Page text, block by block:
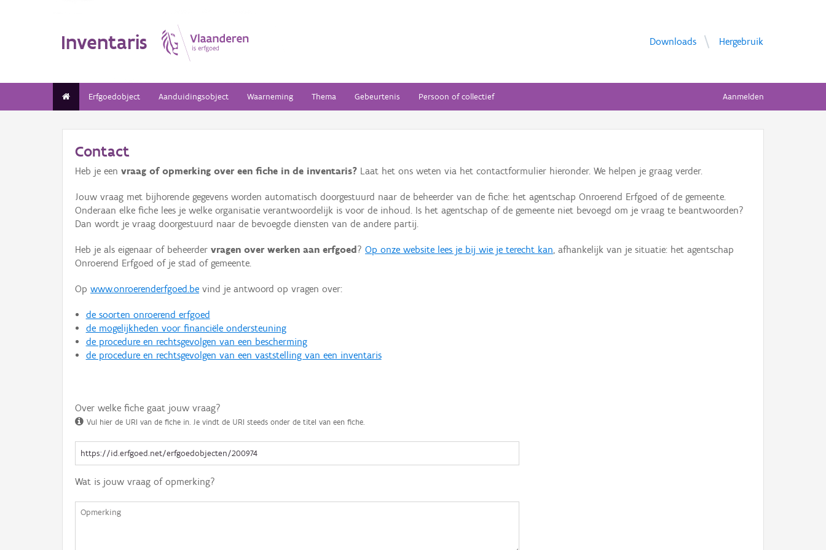
Inventaris Downloads Hergebruik
Erfgoedobject Aanduidingsobject Waarneming Thema Gebeurtenis Persoon of collectief Aanmelden
Contact
Heb je een vraag of opmerking over een fiche in de inventaris? Laat het ons weten via het contactformulier hieronder. We helpen je graag verder.
Jouw vraag met bijhorende gegevens worden automatisch doorgestuurd naar de beheerder van de fiche: het agentschap Onroerend Erfgoed of de gemeente.
Onderaan elke fiche lees je welke organisatie verantwoordelijk is voor de inhoud. Is het agentschap of de gemeente niet bevoegd om je vraag te beantwoorden?
Dan wordt je vraag doorgestuurd naar de bevoegde diensten van de andere partij.
Heb je als eigenaar of beheerder vragen over werken aan erfgoed ? Op onze website lees je bij wie je terecht kan, afhankelijk van je situatie: het agentschap
Onroerend Erfgoed of je stad of gemeente.
Op www.onroerenderfgoed.be vind je antwoord op vragen over:
de soorten onroerend erfgoed
de mogelijkheden voor financiële ondersteuning
de procedure en rechtsgevolgen van een bescherming
de procedure en rechtsgevolgen van een vaststelling van een inventaris
Over welke fiche gaat jouw vraag?
Vul hier de URI van de fiche in. Je vindt de URI steeds onder de titel van een fiche.
Wat is jouw vraag of opmerking?